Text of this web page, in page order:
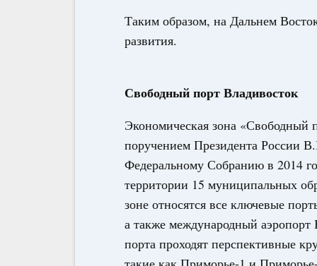
Таким образом, на Дальнем
развития.
Свободный порт Владивосток
Экономическая зона «Свободный
поручением Президента России
Федеральному Собранию в 2014
территории 15 муниципальных
зоне относятся все ключевые
а также международный аэропорт
порта проходят перспективные